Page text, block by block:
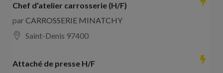
Chef d’atelier carrosserie (H/F)
parCARROSSERIE MINATCHY
Saint-Denis 97400
Attaché de presse H/F